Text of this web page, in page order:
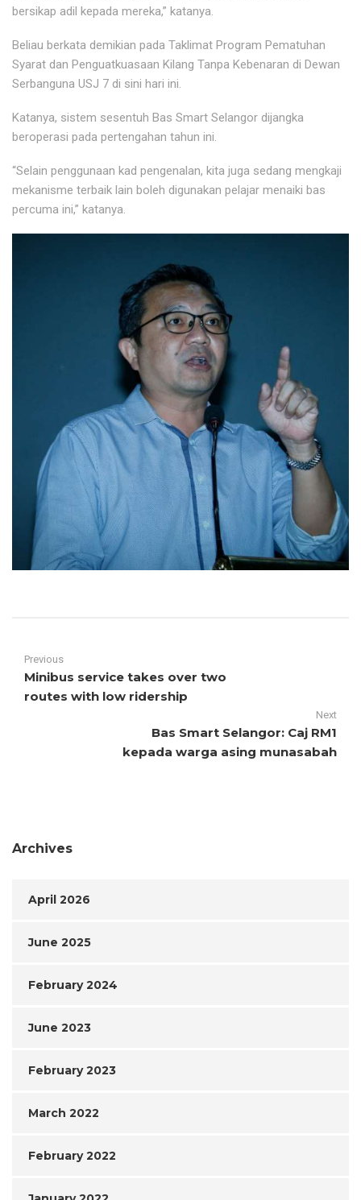
bersikap adil kepada mereka,” katanya.
Beliau berkata demikian pada Taklimat Program Pematuhan
Syarat dan Penguatkuasaan Kilang Tanpa Kebenaran di Dewan
Serbanguna USJ 7 di sini hari ini.
Katanya, sistem sesentuh Bas Smart Selangor dijangka
beroperasi pada pertengahan tahun ini.
“Selain penggunaan kad pengenalan, kita juga sedang mengkaji
mekanisme terbaik lain boleh digunakan pelajar menaiki bas
percuma ini,” katanya.
Previous
Minibus service takes over two
routes with low ridership
Next
Bas Smart Selangor: Caj RM1
kepada warga asing munasabah
Archives
April 2026
June 2025
February 2024
June 2023
February 2023
March 2022
February 2022